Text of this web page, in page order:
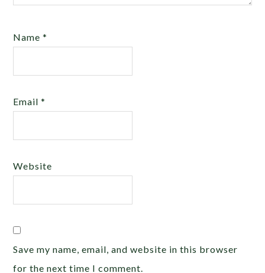
Name*
Email*
Website
Save my name, email, and website in this browser
for the next time I comment.